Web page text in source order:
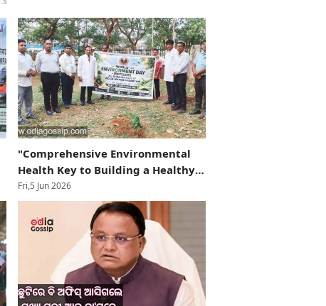
"Comprehensive Environmental
Health Key to Building a Healthy
Society"
Fri,5 Jun 2026